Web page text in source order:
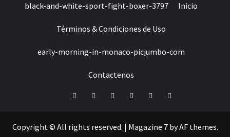
black-and-white-sport-fight-boxer-3797 Inicio
Términos & Condiciones de Uso
early-morning-in-monaco-picjumbo-com
Contactenos
FacebookTwitterLinkedIn
VK YouTubeInstagram
Copyright © All rights reserved. | Magazine 7by AF themes.